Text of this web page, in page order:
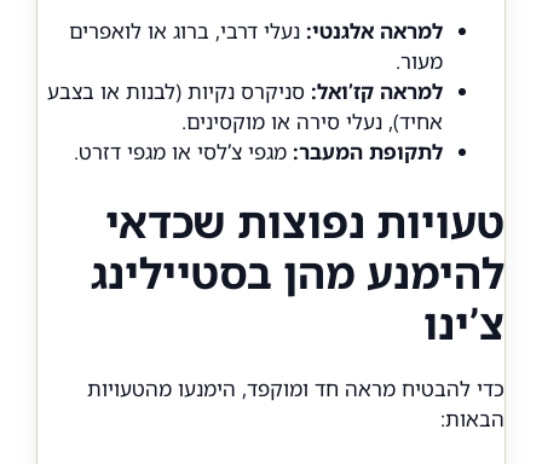
למראה אלגנטי: נעלי דרבי, ברוג או לואפרים
מעור.
למראה קז’ואל: סניקרס נקיות (לבנות או בצבע
אחיד), נעלי סירה או מוקסינים.
לתקופת המעבר: מגפי צ’לסי או מגפי דזרט.
טעויות נפוצות שכדאי
להימנע מהן בסטיילינג
צ’ינו
כדי להבטיח מראה חד ומוקפד, הימנעו מהטעויות
הבאות: